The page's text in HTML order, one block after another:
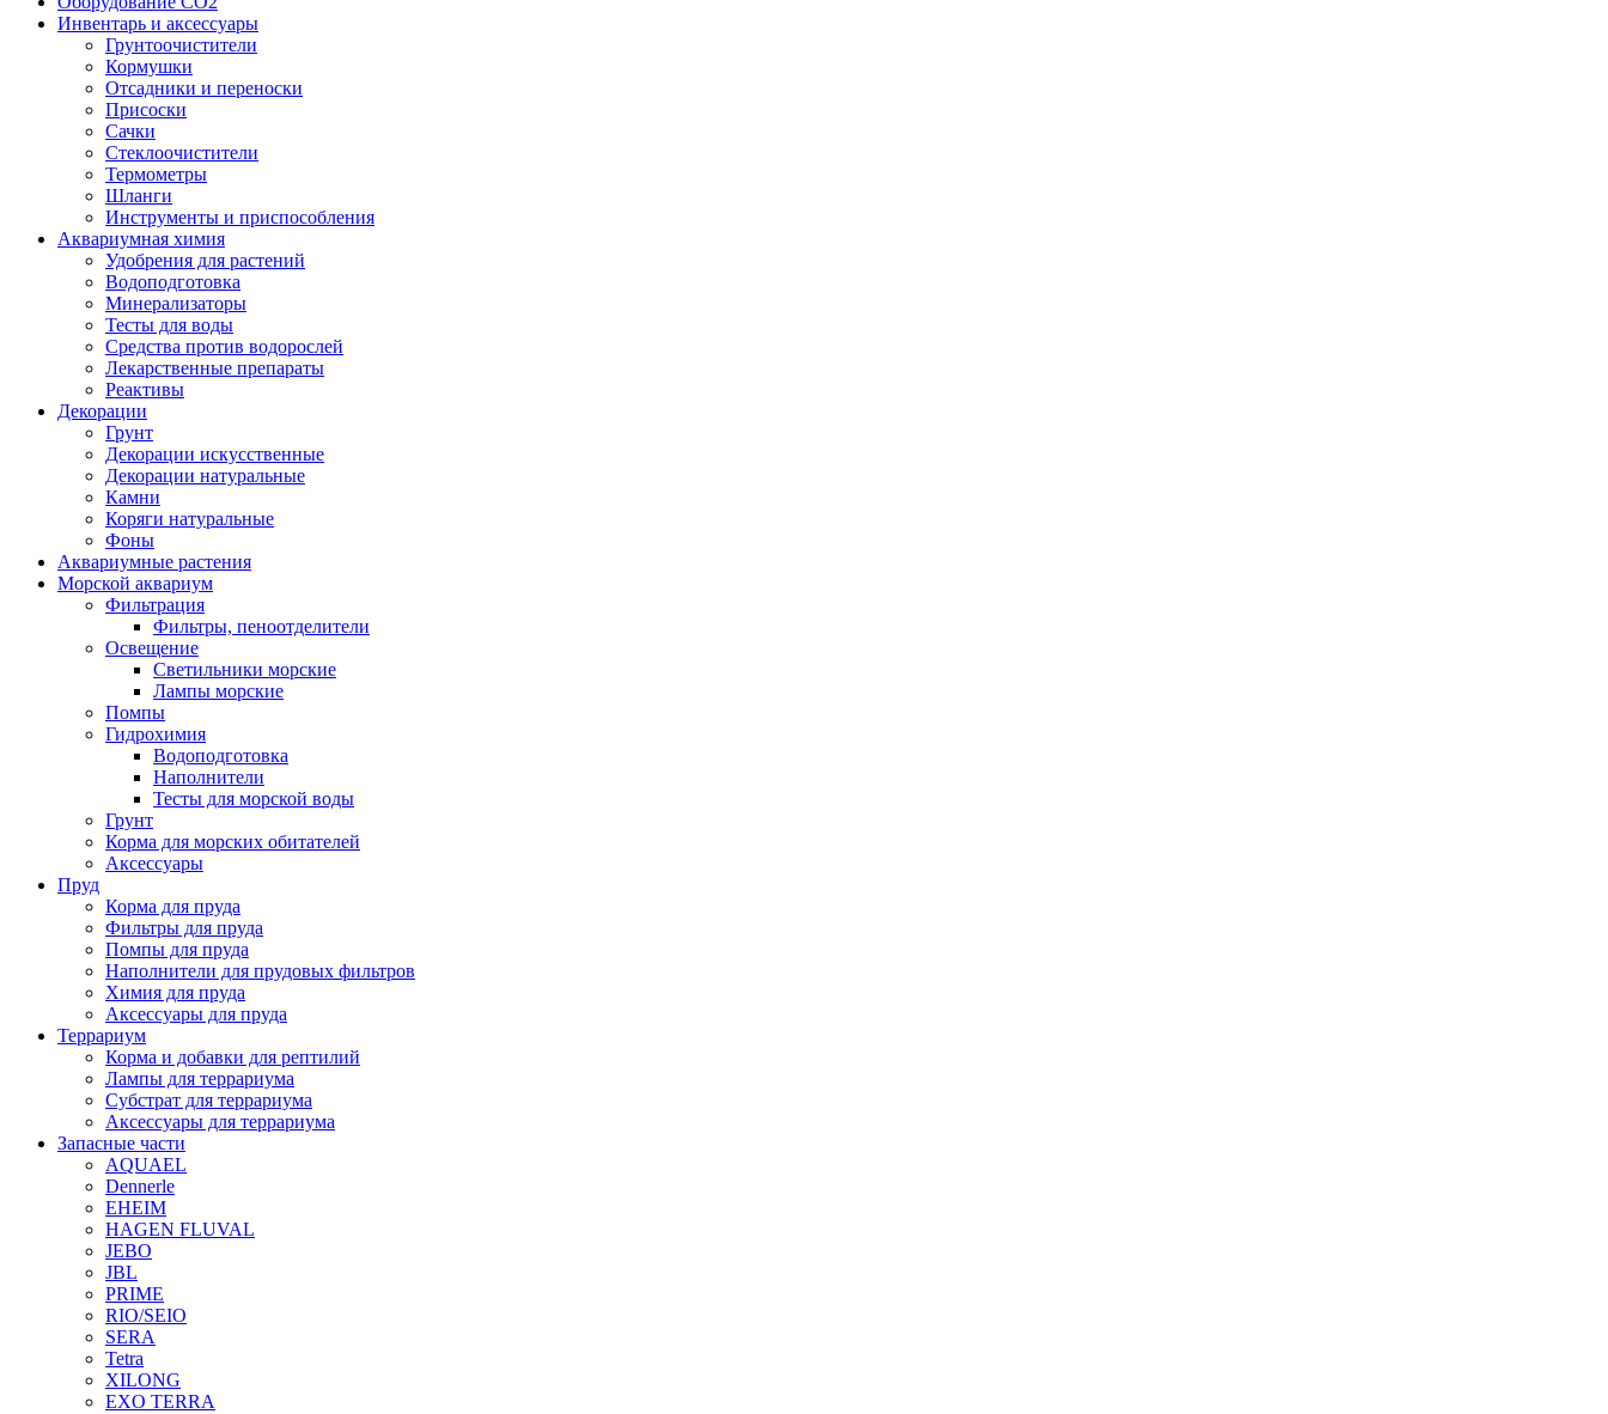
Инвентарь и аксессуары
Грунтоочистители
Кормушки
Отсадники и переноски
Присоски
Сачки
Стеклоочистители
Термометры
Шланги
Инструменты и приспособления
Аквариумная химия
Удобрения для растений
Водоподготовка
Минерализаторы
Тесты для воды
Средства против водорослей
Лекарственные препараты
Реактивы
Декорации
Грунт
Декорации искусственные
Декорации натуральные
Камни
Коряги натуральные
Фоны
Аквариумные растения
Морской аквариум
Фильтрация
Фильтры, пеноотделители
Освещение
Светильники морские
Лампы морские
Помпы
Гидрохимия
Водоподготовка
Наполнители
Тесты для морской воды
Грунт
Корма для морских обитателей
Аксессуары
Пруд
Корма для пруда
Фильтры для пруда
Помпы для пруда
Наполнители для прудовых фильтров
Химия для пруда
Аксессуары для пруда
Террариум
Корма и добавки для рептилий
Лампы для террариума
Субстрат для террариума
Аксессуары для террариума
Запасные части
AQUAEL
Dennerle
EHEIM
HAGEN FLUVAL
JEBO
JBL
PRIME
RIO/SEIO
SERA
Tetra
XILONG
EXO TERRA